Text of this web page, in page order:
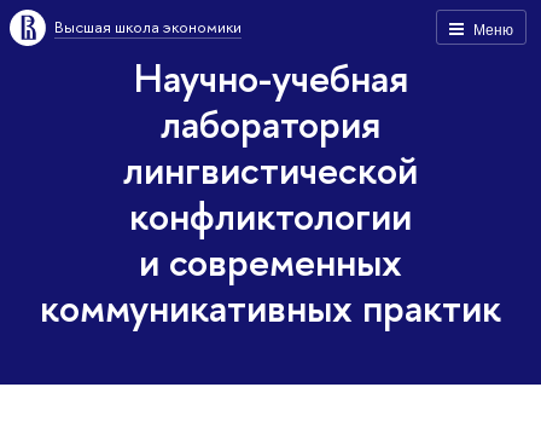
Меню
Высшая школа экономики
Научно-учебная
лаборатория
лингвистической
конфликтологии
и современных
коммуникативных практик